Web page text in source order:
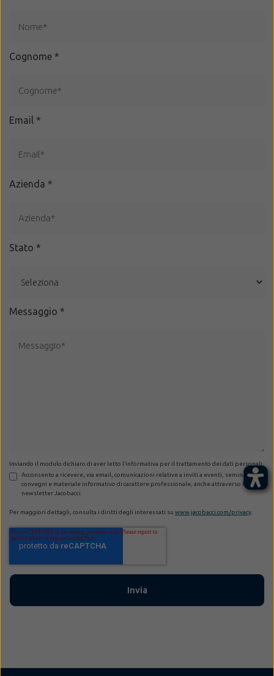
Cognome *
Email *
Azienda *
Stato *
Messaggio *
Inviando il modulo dichiaro di aver letto l’informativa per il trattamento dei dati personali.
Acconsento a ricevere, via email, comunicazioni relative a inviti a eventi, seminari,
convegni e materiale informativo di carattere professionale, anche attraverso la
newsletter Jacobacci.
Per maggiori dettagli, consulta i diritti degli interessati su www.jacobacci.com/privacy